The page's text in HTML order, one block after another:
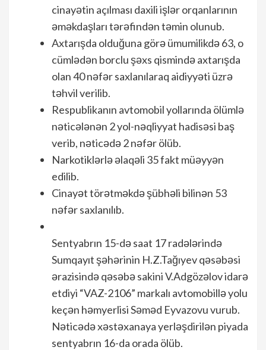
cinayətin açılması daxili işlər orqanlarının
əməkdaşları tərəfindən təmin olunub.
Axtarışda olduğuna görə ümumilikdə 63, o
cümlədən borclu şəxs qismində axtarışda
olan 40 nəfər saxlanılaraq aidiyyəti üzrə
təhvil verilib.
Respublikanın avtomobil yollarında ölümlə
nəticələnən 2 yol-nəqliyyat hadisəsi baş
verib, nəticədə 2 nəfər ölüb.
Narkotiklərlə əlaqəli 35 fakt müəyyən
edilib.
Cinayət törətməkdə şübhəli bilinən 53
nəfər saxlanılıb.
Sentyabrın 15-də saat 17 radələrində
Sumqayıt şəhərinin H.Z.Tağıyev qəsəbəsi
ərazisində qəsəbə sakini V.Adgözəlov idarə
etdiyi “VAZ-2106” markalı avtomobillə yolu
keçən həmyerlisi Səməd Eyvazovu vurub.
Nəticədə xəstəxanaya yerləşdirilən piyada
sentyabrın 16-da orada ölüb.